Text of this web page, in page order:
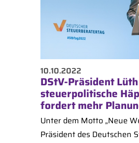
10.10.2022
DStV-Präsident
steuerpolitische
fordert mehr
Unter dem Motto „Neue
Präsident des Deutschen